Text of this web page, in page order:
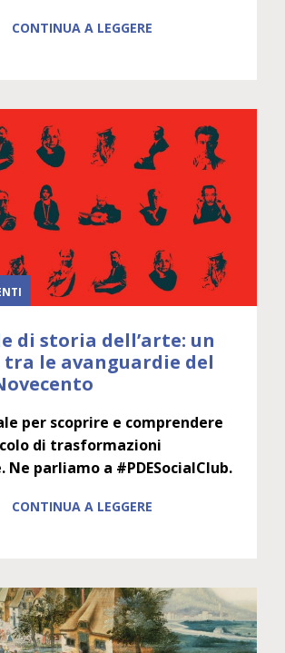
CONTINUA A LEGGERE
di storia dell’arte: un
le avanguardie del
per scoprire e comprendere
di trasformazioni
parliamo a #PDESocialClub.
CONTINUA A LEGGERE